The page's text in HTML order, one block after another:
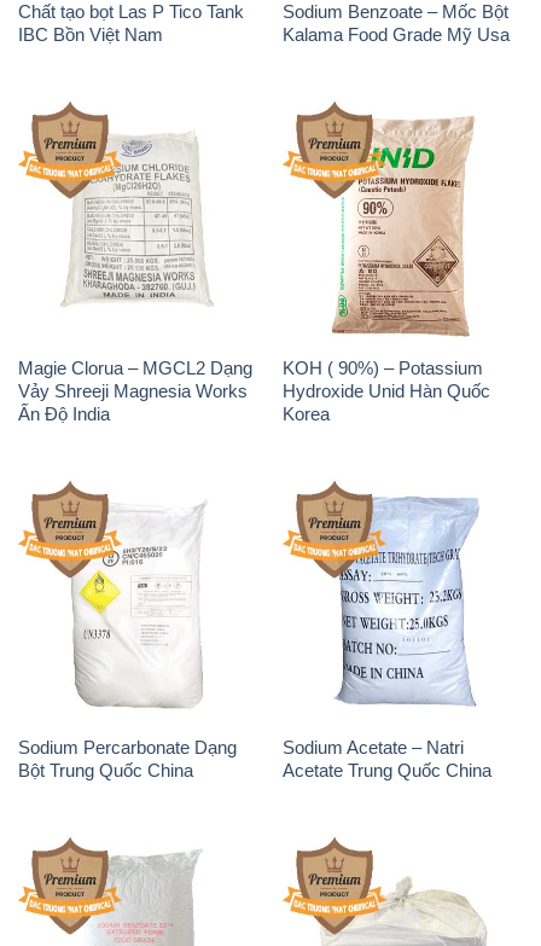
Chất tạo bọt Las P Tico Tank
IBC Bồn Việt Nam
Sodium Benzoate – Mốc Bột
Kalama Food Grade Mỹ Usa
Magie Clorua – MGCL2 Dạng
Vảy Shreeji Magnesia Works
Ấn Độ India
KOH ( 90%) – Potassium
Hydroxide Unid Hàn Quốc
Korea
Sodium Percarbonate Dạng
Bột Trung Quốc China
Sodium Acetate – Natri
Acetate Trung Quốc China